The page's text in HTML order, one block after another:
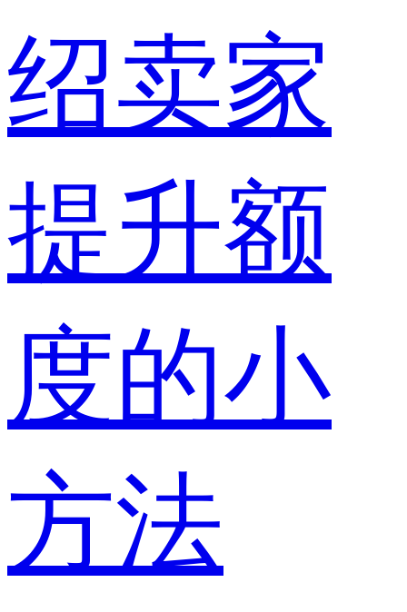
绍卖家
提升额
度的小
方法